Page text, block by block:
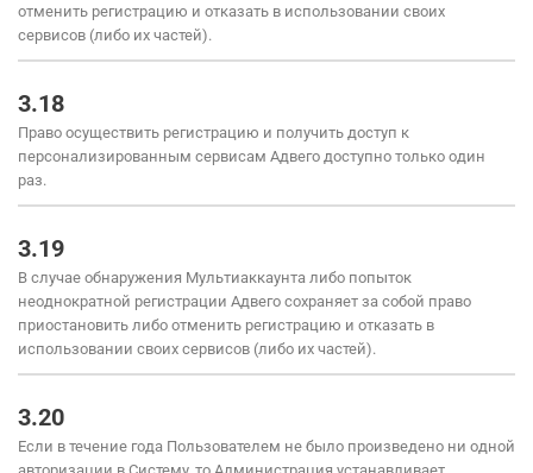
отменить регистрацию и отказать в использовании своих
сервисов (либо их частей).
3.18
Право осуществить регистрацию и получить доступ к
персонализированным сервисам Адвего доступно только один
раз.
3.19
В случае обнаружения Мультиаккаунта либо попыток
неоднократной регистрации Адвего сохраняет за собой право
приостановить либо отменить регистрацию и отказать в
использовании своих сервисов (либо их частей).
3.20
Если в течение года Пользователем не было произведено ни одной